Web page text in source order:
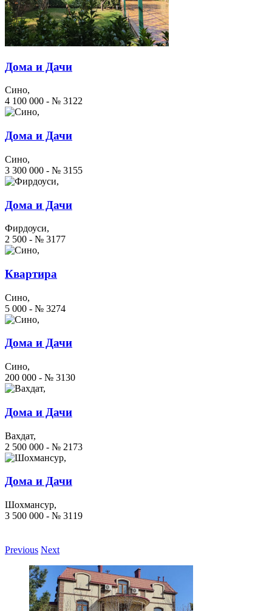
Дома и Дачи
Сино,
4 100 000 - № 3122
Дома и Дачи
Сино,
3 300 000 - № 3155
Дома и Дачи
Фирдоуси,
2 500 - № 3177
Квартира
Сино,
5 000 - № 3274
Дома и Дачи
Сино,
200 000 - № 3130
Дома и Дачи
Вахдат,
2 500 000 - № 2173
Дома и Дачи
Шохмансур,
3 500 000 - № 3119
Previous Next